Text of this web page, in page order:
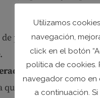
photos en un lugar
cada vez que la
puede pudrir las
Utilizamos
navegación,
click en el botón
política de cookies.
navegador como en
a continuación.